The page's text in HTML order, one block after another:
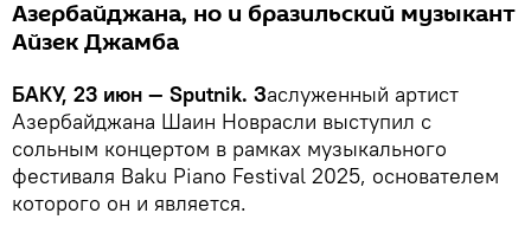
Азербайджана, но и бразильский музыкант
Айзек Джамба
БАКУ, 23 июн — Sputnik. Заслуженный артист
Азербайджана Шаин Новрасли выступил с
сольным концертом в рамках музыкального
фестиваля Baku Piano Festival 2025, основателем
которого он и является.